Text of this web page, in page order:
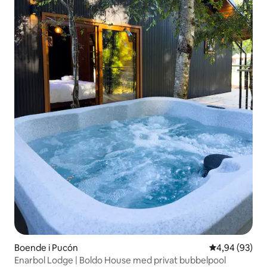
Boende i Pucón 4,94 av 5 i
4,94 (93)
Enarbol Lodge | Boldo House med privat bubbelpool